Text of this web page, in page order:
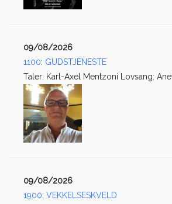
09/08/2026
1100: GUDSTJENESTE
Taler: Karl-Axel Mentzoni Lovsang:
09/08/2026
1900: VEKKELSESKVELD